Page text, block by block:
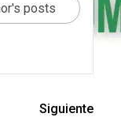
posts
Siguiente